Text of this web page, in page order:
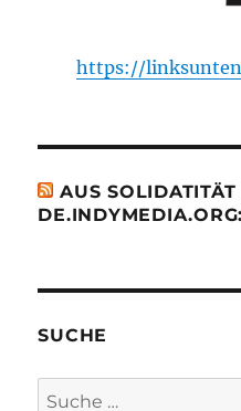
https://
AUS
DE.INDYMEDIA.ORG:
SUCHE
Suche